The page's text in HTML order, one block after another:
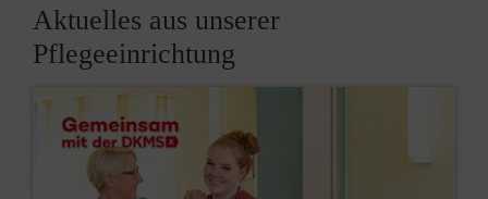
Aktuelles aus unserer
Pflegeeinrichtung